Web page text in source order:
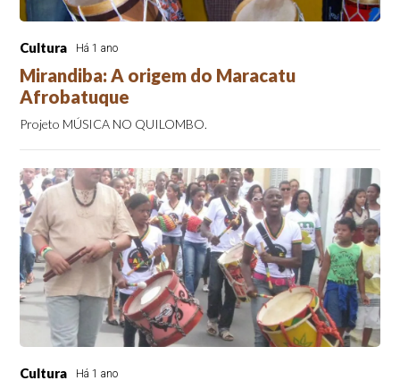
Cultura Há 1 ano
Mirandiba: A origem do Maracatu
Afrobatuque
Projeto MÚSICA NO QUILOMBO.
Cultura Há 1 ano